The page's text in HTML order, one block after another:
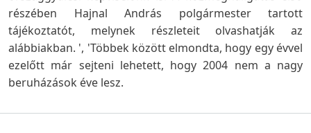
részében Hajnal András polgármester tartott
tájékoztatót, melynek részleteit olvashatják az
alábbiakban. ', 'Többek között elmondta, hogy egy évvel
ezelőtt már sejteni lehetett, hogy 2004 nem a nagy
beruházások éve lesz.